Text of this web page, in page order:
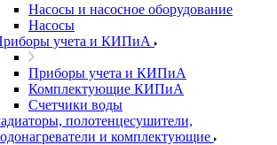
Насосы и насосное оборудование
Насосы
учета и КИПиА
Приборы учета и КИПиА
Комплектующие КИПиА
Счетчики воды
полотенцесушители,
и комплектующие